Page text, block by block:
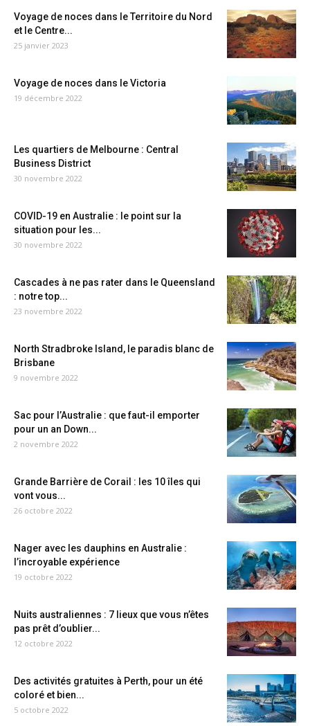
Voyage de noces dans le Territoire du Nord
et le Centre...
25 janvier 2023
Voyage de noces dans le Victoria
19 décembre 2022
Les quartiers de Melbourne : Central
Business District
30 novembre 2022
COVID-19 en Australie : le point sur la
situation pour les...
30 novembre 2022
Cascades à ne pas rater dans le Queensland
: notre top...
23 novembre 2022
North Stradbroke Island, le paradis blanc de
Brisbane
9 novembre 2022
Sac pour l’Australie : que faut-il emporter
pour un an Down...
2 novembre 2022
Grande Barrière de Corail : les 10 îles qui
vont vous...
26 octobre 2022
Nager avec les dauphins en Australie :
l’incroyable expérience
19 octobre 2022
Nuits australiennes : 7 lieux que vous n’êtes
pas prêt d’oublier...
12 octobre 2022
Des activités gratuites à Perth, pour un été
coloré et bien...
5 octobre 2022